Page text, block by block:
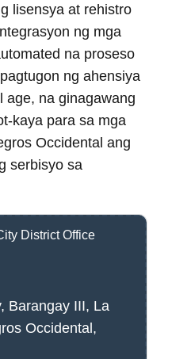
lisensya at rehistro
ng mga
na proseso
ng ahensiya
age, na ginagawang
kaya para sa mga
Occidental ang
serbisyo sa
Barangay III, La
Occidental,